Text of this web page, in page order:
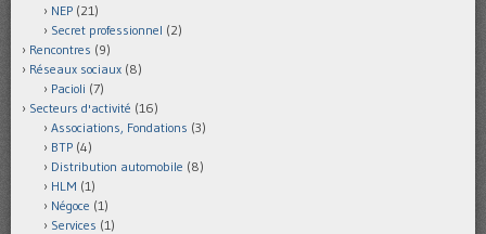
NEP (21)
Secret professionnel (2)
Rencontres (9)
Réseaux sociaux (8)
Pacioli (7)
Secteurs d'activité (16)
Associations, Fondations (3)
BTP (4)
Distribution automobile (8)
HLM (1)
Négoce (1)
Services (1)